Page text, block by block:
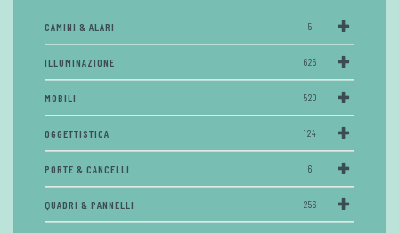
CAMINI & ALARI 5
ILLUMINAZIONE 626
MOBILI 520
OGGETTISTICA 124
PORTE & CANCELLI 6
QUADRI & PANNELLI 256